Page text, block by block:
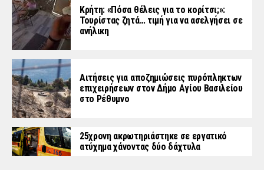
Κρήτη: «Πόσα θέλεις για το κορίτσι;»:
Τουρίστας ζητά… τιμή για να ασελγήσει σε
ανήλικη
Αιτήσεις για αποζημιώσεις πυρόπληκτων
επιχειρήσεων στον Δήμο Αγίου Βασιλείου
στο Ρέθυμνο
25χρονη ακρωτηριάστηκε σε εργατικό
ατύχημα χάνοντας δύο δάχτυλα